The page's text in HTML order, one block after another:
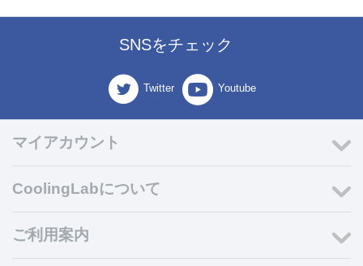
SNSをチェック
Twitter Youtube
マイアカウント
CoolingLabについて
ご利用案内